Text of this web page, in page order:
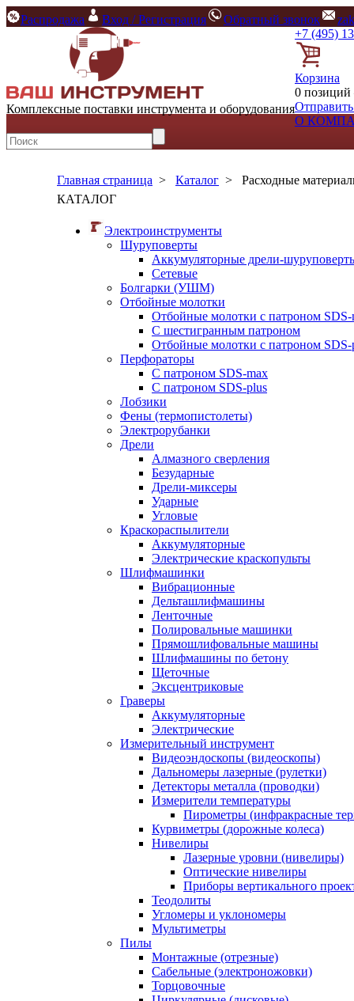
Распродажа Вход / Регистрация Обратный звонок
Комплексные поставки инструмента и оборудования
+7 (495)
Корзина
0 позиций
Отправить
О
Главная страница > Каталог > Расходные
КАТАЛОГ
Электроинструменты
Шуруповерты
Аккумуляторные дрели-
Сетевые
Болгарки (УШМ)
Отбойные молотки
Отбойные молотки с патроном SDS-
С шестигранным патроном
Отбойные молотки с патроном SDS-
Перфораторы
С патроном SDS-max
С патроном SDS-plus
Лобзики
Фены (термопистолеты)
Электрорубанки
Дрели
Алмазного сверления
Безударные
Дрели-миксеры
Ударные
Угловые
Краскораспылители
Аккумуляторные
Электрические краскопульты
Шлифмашинки
Вибрационные
Дельташлифмашины
Ленточные
Полировальные машинки
Прямошлифовальные машины
Шлифмашины по бетону
Щеточные
Эксцентриковые
Граверы
Аккумуляторные
Электрические
Измерительный инструмент
Видеоэндоскопы (видеоскопы)
Дальномеры лазерные (рулетки)
Детекторы металла (проводки)
Измерители температуры
Пирометры (инфракрасные
Курвиметры (дорожные колеса)
Нивелиры
Лазерные уровни (нивелиры)
Оптические нивелиры
Приборы вертикального
Теодолиты
Угломеры и уклономеры
Мультиметры
Пилы
Монтажные (отрезные)
Сабельные (электроножовки)
Торцовочные